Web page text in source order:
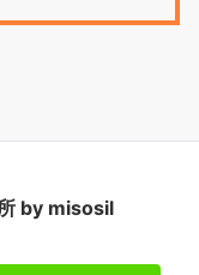
by misosil